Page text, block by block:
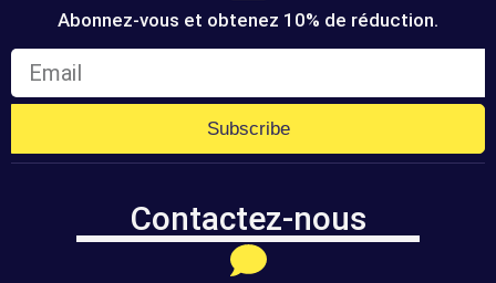
Abonnez-vous et obtenez 10% de réduction.
Subscribe
Contactez-nous